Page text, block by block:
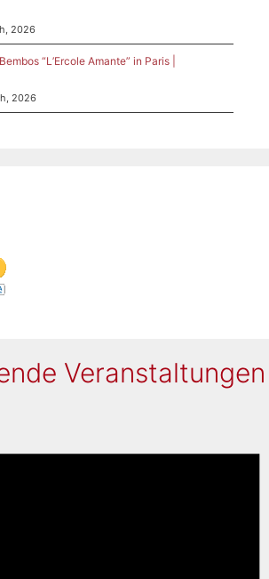
2026
“L’Ercole Amante” in Paris |
2026
Veranstaltungen